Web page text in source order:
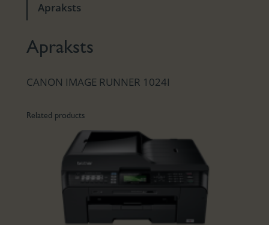
Apraksts
Apraksts
CANON IMAGE RUNNER 1024I
Related products